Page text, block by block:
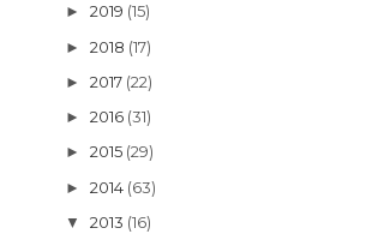
► 2019 (15)
► 2018 (17)
► 2017 (22)
► 2016 (31)
► 2015 (29)
► 2014 (63)
▼ 2013 (16)